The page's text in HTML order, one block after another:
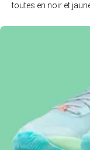
toutes en noir et